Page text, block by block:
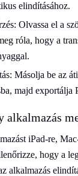
elindításához.
Olvassa el a
róla, hogy a
Másolja be az
majd exportálja
alkalmazás
iPad-re,
hogy a
alkalmazás